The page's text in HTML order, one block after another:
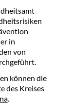
in
von
können die
des Kreises
.